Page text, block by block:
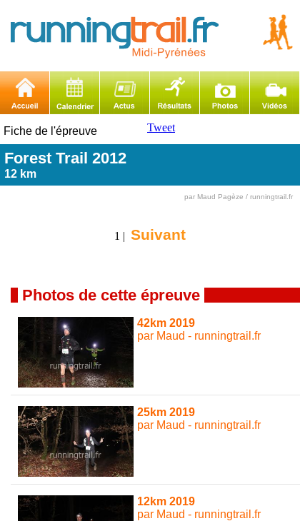
Fiche de l'épreuve Tweet
Forest Trail 2012
12 km
par Maud Pagèze / runningtrail.fr
1 | Suivant
Photos de cette épreuve
42km 2019
par Maud - runningtrail.fr
25km 2019
par Maud - runningtrail.fr
12km 2019
par Maud - runningtrail.fr